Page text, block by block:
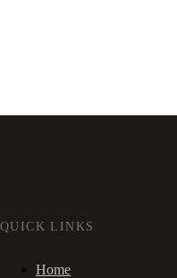
QUICK LINKS
Home